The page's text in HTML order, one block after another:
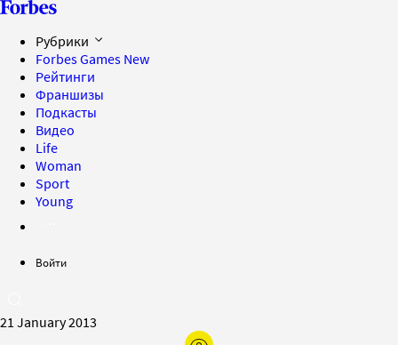
Рубрики
Forbes Games New
Рейтинги
Франшизы
Подкасты
Видео
Life
Woman
Sport
Young
Войти
21 January 2013